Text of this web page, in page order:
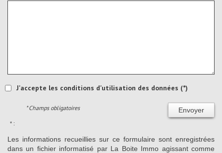
J'accepte les conditions d'utilisation des données (*)
Envoyer
* Champs obligatoires
* :
Les informations recueillies sur ce formulaire sont enregistrées
dans un fichier informatisé par La Boite Immo agissant comme